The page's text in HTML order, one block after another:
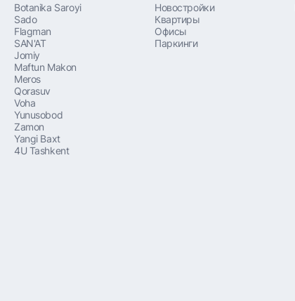
Botanika Saroyi
Sado
Flagman
SAN'AT
Jomiy
Maftun Makon
Meros
Qorasuv
Voha
Yunusobod
Zamon
Yangi Baxt
4U Tashkent
Новостройки
Квартиры
Офисы
Паркинги